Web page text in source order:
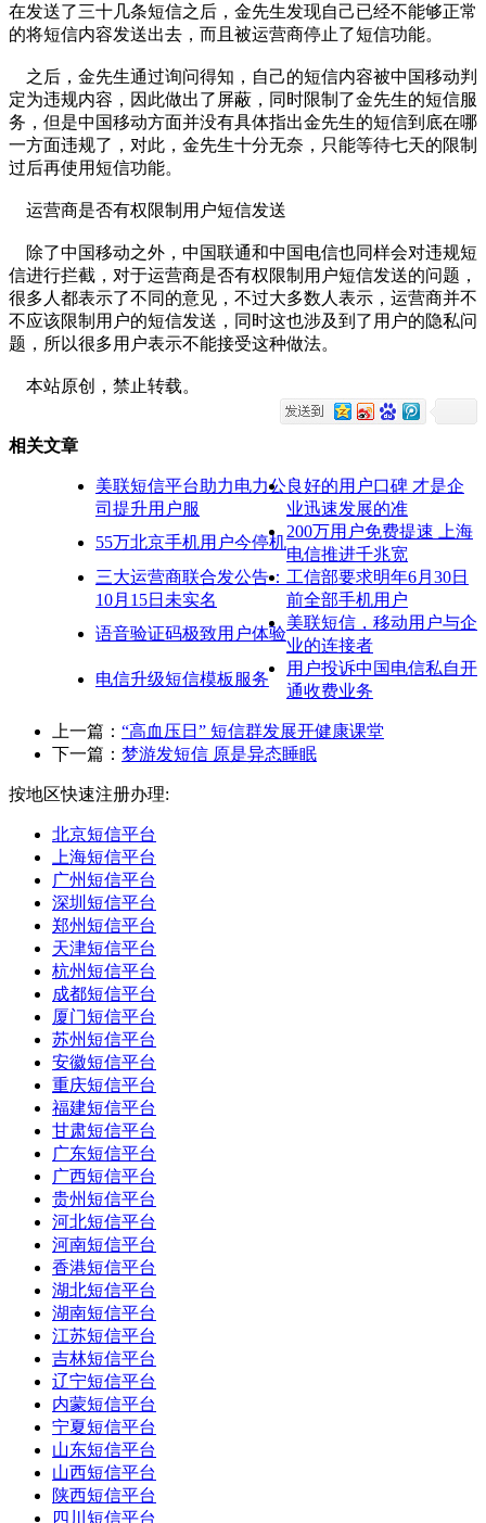
在发送了三十几条短信之后，金先生发现自己已经不能够正常
的将短信内容发送出去，而且被运营商停止了短信功能。
之后，金先生通过询问得知，自己的短信内容被中国移动判
定为违规内容，因此做出了屏蔽，同时限制了金先生的短信服
务，但是中国移动方面并没有具体指出金先生的短信到底在哪
一方面违规了，对此，金先生十分无奈，只能等待七天的限制
过后再使用短信功能。
运营商是否有权限制用户短信发送
除了中国移动之外，中国联通和中国电信也同样会对违规短
信进行拦截，对于运营商是否有权限制用户短信发送的问题，
很多人都表示了不同的意见，不过大多数人表示，运营商并不
不应该限制用户的短信发送，同时这也涉及到了用户的隐私问
题，所以很多用户表示不能接受这种做法。
本站原创，禁止转载。
相关文章
美联短信平台助力电力公
司提升用户服
良好的用户口碑 才是企
业迅速发展的准
55万北京手机用户今停机
200万用户免费提速 上海
电信推进千兆宽
三大运营商联合发公告：
10月15日未实名
工信部要求明年6月30日
前全部手机用户
语音验证码极致用户体验
美联短信，移动用户与企
业的连接者
电信升级短信模板服务
用户投诉中国电信私自开
通收费业务
上一篇： “高血压日” 短信群发展开健康课堂
下一篇： 梦游发短信 原是异态睡眠
按地区快速注册办理:
北京短信平台
上海短信平台
广州短信平台
深圳短信平台
郑州短信平台
天津短信平台
杭州短信平台
成都短信平台
厦门短信平台
苏州短信平台
安徽短信平台
重庆短信平台
福建短信平台
甘肃短信平台
广东短信平台
广西短信平台
贵州短信平台
河北短信平台
河南短信平台
香港短信平台
湖北短信平台
湖南短信平台
江苏短信平台
吉林短信平台
辽宁短信平台
内蒙短信平台
宁夏短信平台
山东短信平台
山西短信平台
陕西短信平台
四川短信平台